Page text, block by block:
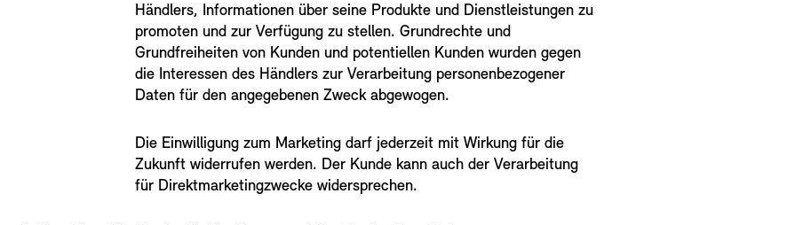
Händlers, Informationen über seine Produkte und Dienstleistungen zu
promoten und zur Verfügung zu stellen. Grundrechte und
Grundfreiheiten von Kunden und potentiellen Kunden wurden gegen
die Interessen des Händlers zur Verarbeitung personenbezogener
Daten für den angegebenen Zweck abgewogen.
Die Einwilligung zum Marketing darf jederzeit mit Wirkung für die
Zukunft widerrufen werden. Der Kunde kann auch der Verarbeitung
für Direktmarketingzwecke widersprechen.